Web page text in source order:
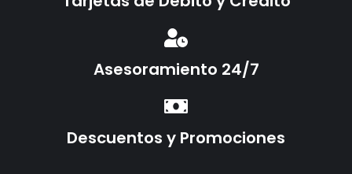
Asesoramiento 24/7
Descuentos y Promociones